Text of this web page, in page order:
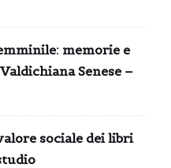
memorie e
Senese –
sociale dei libri